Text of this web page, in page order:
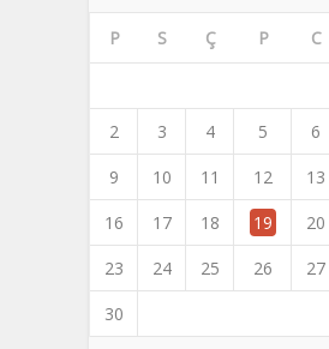
P S Ç P C
2
3 4 5 6
9
10 11 12 13
16
17 18 19 20
23
24 25 26 27
30